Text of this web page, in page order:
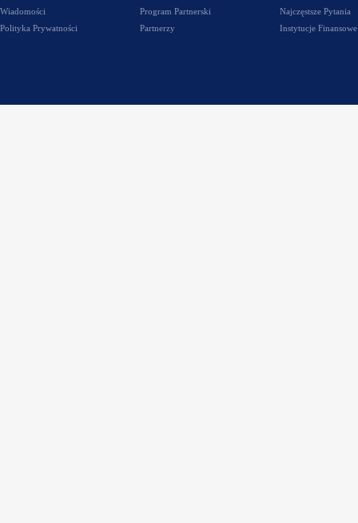
Wiadomości
Polityka Prywatności
Program Partnerski
Partnerzy
Najczęstsze Pytania
Instytucje Finansowe